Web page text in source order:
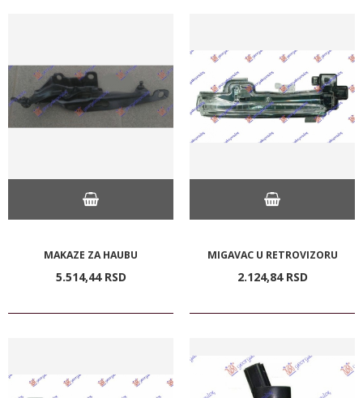
MAKAZE ZA HAUBU
5.514,44 RSD
MIGAVAC U RETROVIZORU
2.124,84 RSD